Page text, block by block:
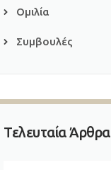
Ομιλία
Συμβουλές
Τελευταία Άρθρα